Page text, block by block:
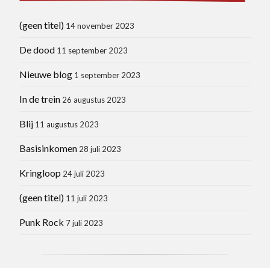
(geen titel) 14 november 2023
De dood 11 september 2023
Nieuwe blog 1 september 2023
In de trein 26 augustus 2023
Blij 11 augustus 2023
Basisinkomen 28 juli 2023
Kringloop 24 juli 2023
(geen titel) 11 juli 2023
Punk Rock 7 juli 2023